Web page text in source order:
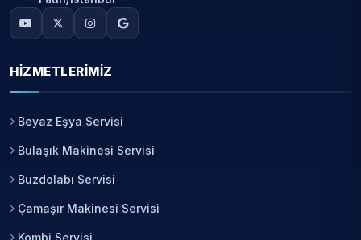
HIZMETLERIMIZ
Beyaz Eşya Servisi
Bulaşık Makinesi Servisi
Buzdolabı Servisi
Çamaşır Makinesi Servisi
Kombi Servisi